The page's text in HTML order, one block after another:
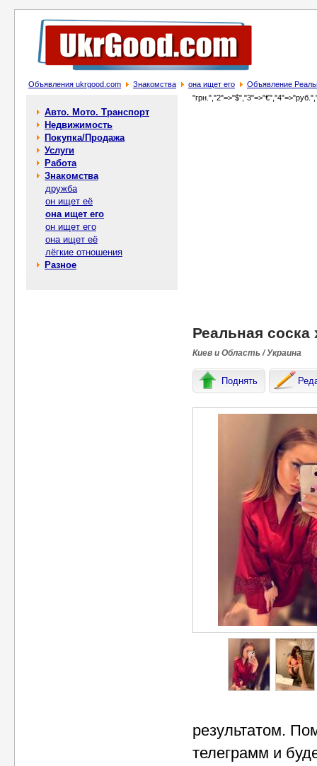
Объявления ukrgood.com Знакомства она ищет его Объявление
Авто. Мото. Транспорт
Недвижимость
Покупка/Продажа
Услуги
Работа
Знакомства
дружба
он ищет её
она ищет его
он ищет его
она ищет её
лёгкие отношения
Разное
Реальная соска
Киев и Область / Украина
Поднять
результатом.
телеграмм и